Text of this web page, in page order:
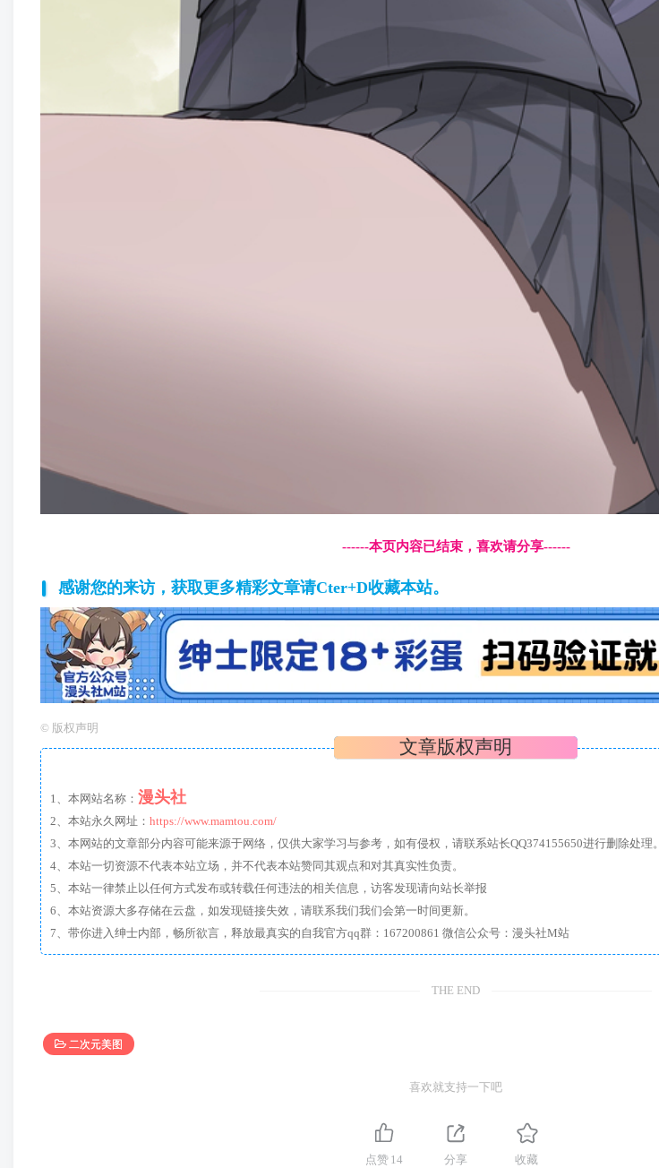
------本页内容已结束，喜欢请分享------
感谢您的来访，获取更多精彩文章请Cter+D收藏本站。
© 版权声明
文章版权声明
1、本网站名称： 漫头社
2、本站永久网址： https://www.mamtou.com/
3、本网站的文章部分内容可能来源于网络，仅供大家学习与参考，如有侵权，请联系站长QQ374155650进行删除处理。
4、本站一切资源不代表本站立场，并不代表本站赞同其观点和对其真实性负责。
5、本站一律禁止以任何方式发布或转载任何违法的相关信息，访客发现请向站长举报
6、本站资源大多存储在云盘，如发现链接失效，请联系我们我们会第一时间更新。
7、带你进入绅士内部，畅所欲言，释放最真实的自我官方qq群：167200861 微信公众号：漫头社M站
THE END
二次元美图
喜欢就支持一下吧
点赞 14 分享 收藏